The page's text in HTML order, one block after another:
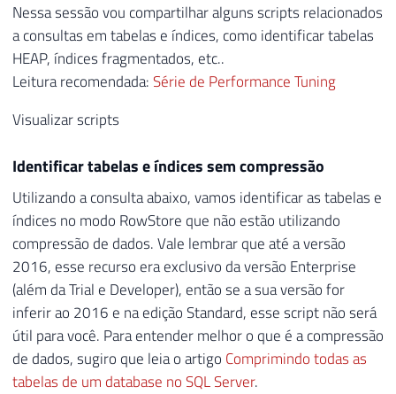
Nessa sessão vou compartilhar alguns scripts relacionados
a consultas em tabelas e índices, como identificar tabelas
HEAP, índices fragmentados, etc..
Leitura recomendada:Série de Performance Tuning
Visualizar scripts
Identificar tabelas e índices sem compressão
Utilizando a consulta abaixo, vamos identificar as tabelas e
índices no modo RowStore que não estão utilizando
compressão de dados. Vale lembrar que até a versão
2016, esse recurso era exclusivo da versão Enterprise
(além da Trial e Developer), então se a sua versão for
inferir ao 2016 e na edição Standard, esse script não será
útil para você. Para entender melhor o que é a compressão
de dados, sugiro que leia o artigo Comprimindo todas as
tabelas de um database no SQL Server.